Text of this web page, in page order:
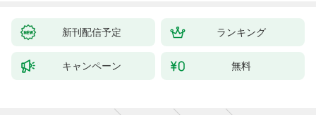
新刊配信予定 ランキング
キャンペーン 無料